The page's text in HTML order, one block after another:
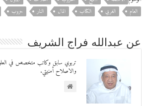
العام
الغربي الكتاب المال النار حروب
عن عبدالله فراج الشريف
تربوي سابق وكاتب متخصص في
والاصلاح أمنيتي.